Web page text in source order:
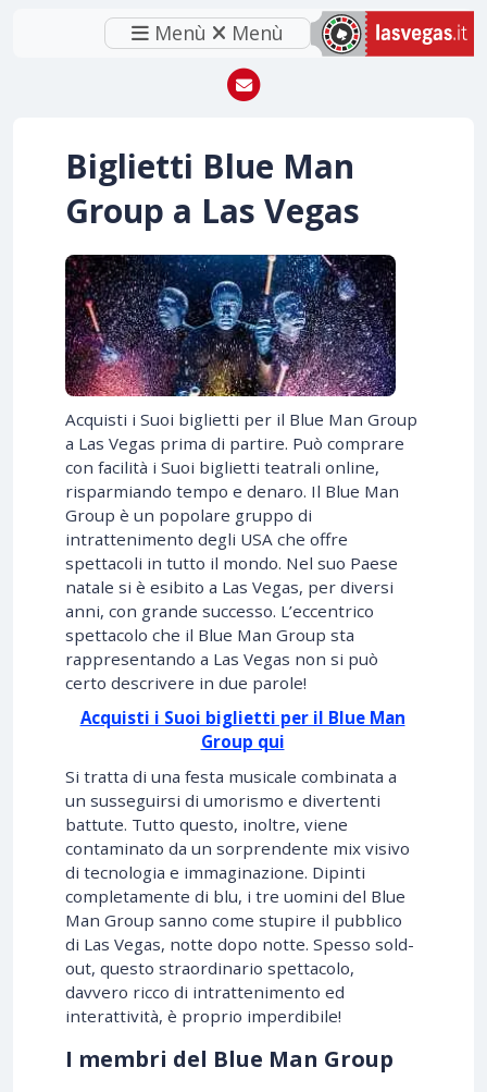
Menù Menù
Biglietti Blue Man
Group a Las Vegas
Acquisti i Suoi biglietti per il Blue Man Group
a Las Vegas prima di partire. Può comprare
con facilità i Suoi biglietti teatrali online,
risparmiando tempo e denaro. Il Blue Man
Group è un popolare gruppo di
intrattenimento degli USA che offre
spettacoli in tutto il mondo. Nel suo Paese
natale si è esibito a Las Vegas, per diversi
anni, con grande successo. L’eccentrico
spettacolo che il Blue Man Group sta
rappresentando a Las Vegas non si può
certo descrivere in due parole!
Acquisti i Suoi biglietti per il Blue Man
Group qui
Si tratta di una festa musicale combinata a
un susseguirsi di umorismo e divertenti
battute. Tutto questo, inoltre, viene
contaminato da un sorprendente mix visivo
di tecnologia e immaginazione. Dipinti
completamente di blu, i tre uomini del Blue
Man Group sanno come stupire il pubblico
di Las Vegas, notte dopo notte. Spesso sold-
out, questo straordinario spettacolo,
davvero ricco di intrattenimento ed
interattività, è proprio imperdibile!
I membri del Blue Man Group